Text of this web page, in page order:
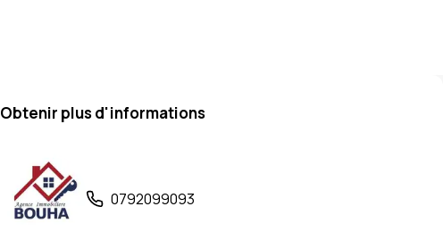
Obtenir plus d'informations
0792099093